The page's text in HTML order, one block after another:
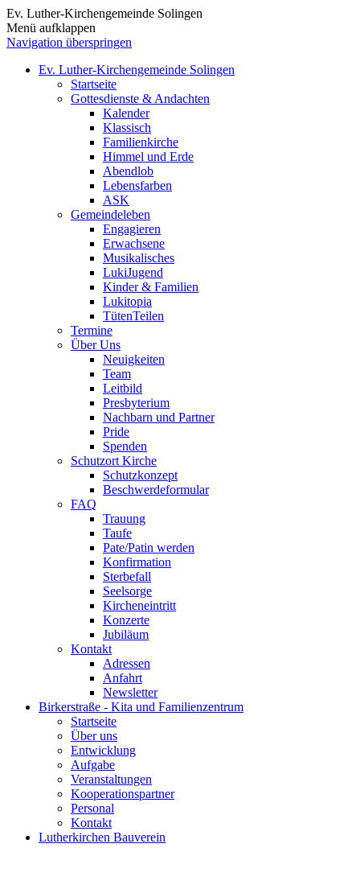
Ev. Luther-Kirchengemeinde Solingen
Menü aufklappen
Navigation überspringen
Ev. Luther-Kirchengemeinde Solingen
Startseite
Gottesdienste & Andachten
Kalender
Klassisch
Familienkirche
Himmel und Erde
Abendlob
Lebensfarben
ASK
Gemeindeleben
Engagieren
Erwachsene
Musikalisches
LukiJugend
Kinder & Familien
Lukitopia
TütenTeilen
Termine
Über Uns
Neuigkeiten
Team
Leitbild
Presbyterium
Nachbarn und Partner
Pride
Spenden
Schutzort Kirche
Schutzkonzept
Beschwerdeformular
FAQ
Trauung
Taufe
Pate/Patin werden
Konfirmation
Sterbefall
Seelsorge
Kircheneintritt
Konzerte
Jubiläum
Kontakt
Adressen
Anfahrt
Newsletter
Birkerstraße - Kita und Familienzentrum
Startseite
Über uns
Entwicklung
Aufgabe
Veranstaltungen
Kooperationspartner
Personal
Kontakt
Lutherkirchen Bauverein